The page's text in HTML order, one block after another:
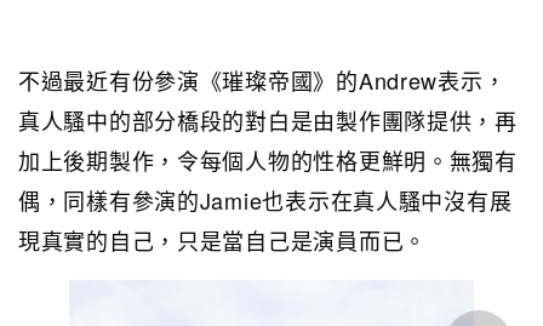
不過最近有份參演《璀璨帝國》的Andrew表示，
真人騷中的部分橋段的對白是由製作團隊提供，再
加上後期製作，令每個人物的性格更鮮明。無獨有
偶，同樣有參演的Jamie也表示在真人騷中沒有展
現真實的自己，只是當自己是演員而已。